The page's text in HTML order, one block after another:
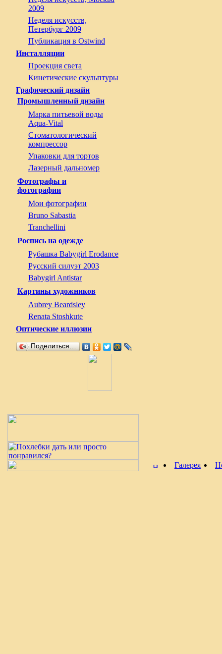
2009
Неделя искусств,
Петербург 2009
Публикация в Ostwind
Инсталляции
Проекция света
Кинетические скульптуры
Графический дизайн
Промышленный дизайн
Марка питьевой воды
Aqua-Vital
Стоматологический
компрессор
Упаковки для тортов
Лазерный дальномер
Фотографы и
фотографии
Мои фотографии
Bruno Sabastia
Tranchellini
Роспись на одежде
Рубашка Babygirl Erodance
Русский силуэт 2003
Babygirl Antistar
Картины художников
Aubrey Beardsley
Renata Stoshkute
Оптические иллюзии
Поделиться…
Галерея